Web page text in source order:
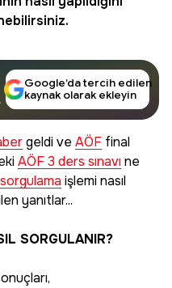
Google’da tercih edilen
kaynak olarak ekleyin
geldi ve AÖF final
AÖF 3 ders sınavıne
işlemi nasıl
yanıtlar...
SORGULANIR?